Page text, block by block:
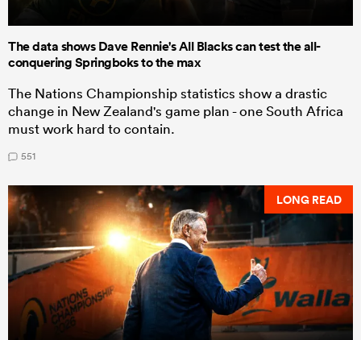
The data shows Dave Rennie's All Blacks can test the all-
conquering Springboks to the max
The Nations Championship statistics show a drastic
change in New Zealand's game plan - one South Africa
must work hard to contain.
551
LONG READ